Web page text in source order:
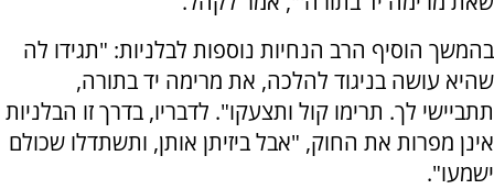
בהמשך הוסיף הרב הנחיות נוספות לבלניות: "תגידו לה
שהיא עושה בניגוד להלכה, את מרימה יד בתורה,
תתביישי לך. תרימו קול ותצעקו". לדבריו, בדרך זו הבלניות
אינן מפרות את החוק, "אבל ביזיתן אותן, ותשתדלו שכולם
ישמעו".